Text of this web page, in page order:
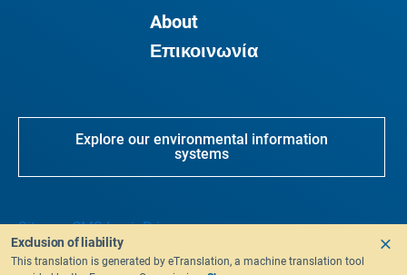
About
Επικοινωνία
Explore our environmental information
systems
SitemapCMS LoginPrivacy
Exclusion of liability
This translation is generated by eTranslation, a machine translation tool